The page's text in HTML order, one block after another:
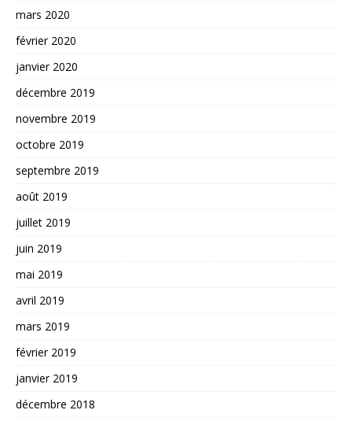
mars 2020
février 2020
janvier 2020
décembre 2019
novembre 2019
octobre 2019
septembre 2019
août 2019
juillet 2019
juin 2019
mai 2019
avril 2019
mars 2019
février 2019
janvier 2019
décembre 2018